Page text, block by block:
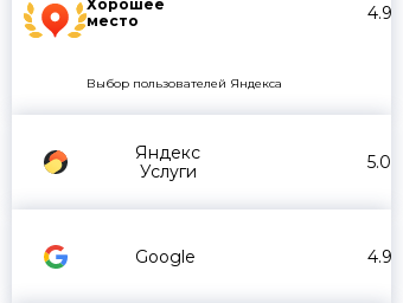
Хорошее
место
4.9
Выбор пользователей Яндекса
Яндекс
Услуги
5.0
Google 4.9